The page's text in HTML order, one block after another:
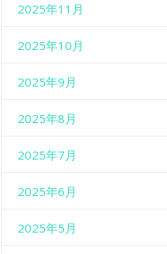
2025年11月
2025年10月
2025年9月
2025年8月
2025年7月
2025年6月
2025年5月